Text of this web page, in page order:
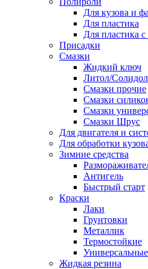
Для кузова и
Для пластика
Для пластика с
Присадки
Смазки
Жидкий ключ
Литол/Солидол
Смазки прочие
Смазки
Смазки
Смазки Шрус
Для двигателя и
Для обработки
Зимние средства
Антигель
Быстрый старт
Краски
Лаки
Грунтовки
Металлик
Термостойкие
Универсальные
Жидкая резина